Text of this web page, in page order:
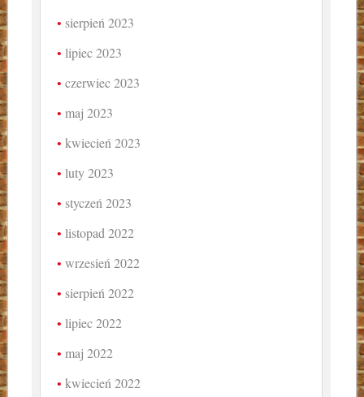
sierpień 2023
lipiec 2023
czerwiec 2023
maj 2023
kwiecień 2023
luty 2023
styczeń 2023
listopad 2022
wrzesień 2022
sierpień 2022
lipiec 2022
maj 2022
kwiecień 2022